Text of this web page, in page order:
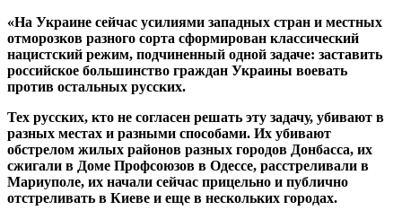
«На Украине сейчас усилиями западных стран и местных
отморозков разного сорта сформирован классический
нацистский режим, подчиненный одной задаче: заставить
российское большинство граждан Украины воевать
против остальных русских.
Тех русских, кто не согласен решать эту задачу, убивают в
разных местах и разными способами. Их убивают
обстрелом жилых районов разных городов Донбасса, их
сжигали в Доме Профсоюзов в Одессе, расстреливали в
Мариуполе, их начали сейчас прицельно и публично
отстреливать в Киеве и еще в нескольких городах.